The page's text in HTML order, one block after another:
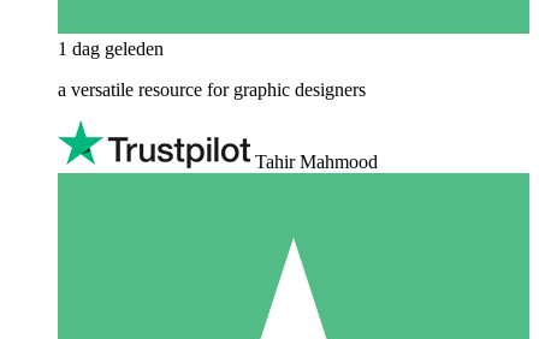
1 dag geleden
a versatile resource for graphic designers
Tahir Mahmood